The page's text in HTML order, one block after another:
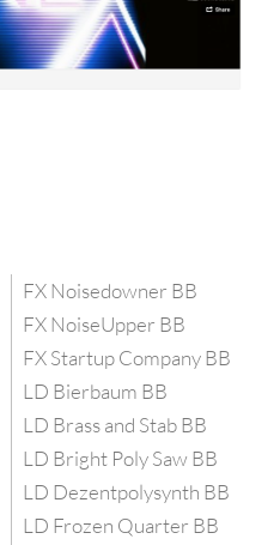
FX Noisedowner BB
FX NoiseUpper BB
FX Startup Company BB
LD Bierbaum BB
LD Brass and Stab BB
LD Bright Poly Saw BB
LD Dezentpolysynth BB
LD Frozen Quarter BB